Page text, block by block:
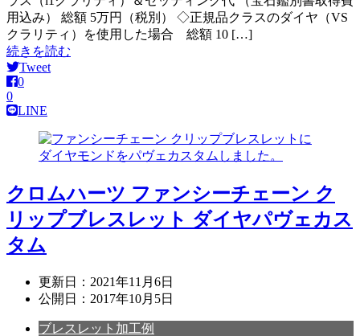
用込み） 総額 5万円（税別） ◇正規品クラスのダイヤ（VS
クラリティ）を使用した場合 総額 10 […]
続きを読む
Tweet
0
0
LINE
クロムハーツ ファンシーチェーン ク
リップブレスレット ダイヤパヴェカス
タム
更新日： 2021年11月6日
公開日： 2017年10月5日
ブレスレット加工例